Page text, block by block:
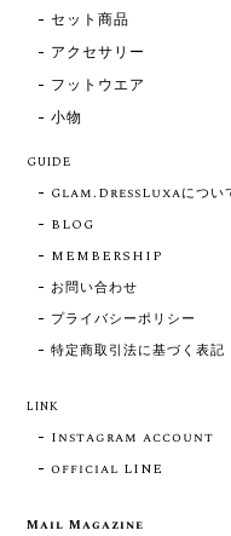
セット商品
アクセサリー
フットウエア
小物
GUIDE
Glam.DressLuxaについ
BLOG
MEMBERSHIP
お問い合わせ
プライバシーポリシー
特定商取引法に基づく表記
LINK
Instagram account
official LINE
Mail Magazine